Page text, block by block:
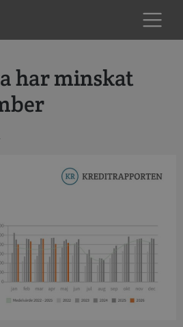
har minskat